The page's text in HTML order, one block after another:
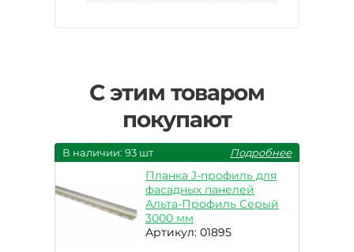
С этим товаром
покупают
В наличии: 93 шт Подробнее
Планка J-профиль для
фасадных панелей
Альта-Профиль Серый
3000 мм
Артикул: 01895